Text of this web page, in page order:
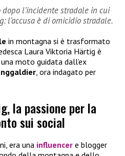
l’incidente stradale in cui
l’accusa è di omicidio stradale.
in montagna si è trasformato
Laura Viktoria Härtig è
moto guidata dall’ex
, ora indagato per
la passione per la
sui social
era una influencer e blogger